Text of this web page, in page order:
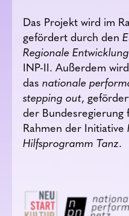
Das Projekt wird im
gefördert durch den
Regionale Entwicklung
INP-II. Außerdem
das nationale
stepping out,
der
Rahmen der Initiative
Hilfsprogramm Tanz.